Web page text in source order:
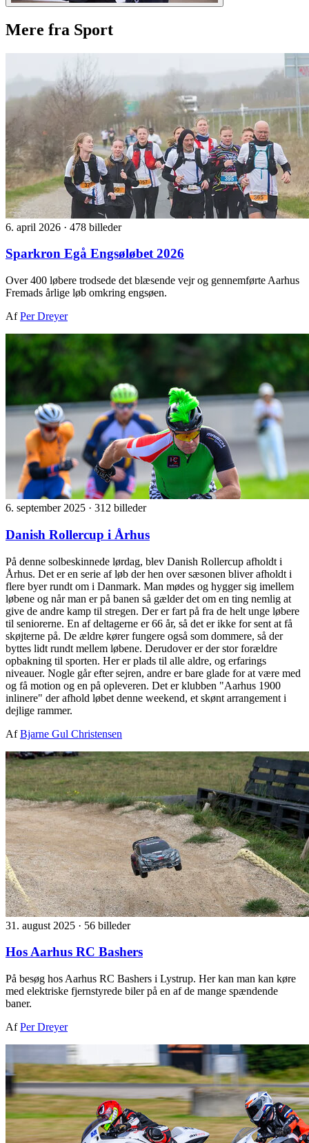
Mere fra Sport
6. april 2026 · 478 billeder
Sparkron Egå Engsøløbet 2026
Over 400 løbere trodsede det blæsende vejr og gennemførte Aarhus
Fremads årlige løb omkring engsøen.
AfPer Dreyer
6. september 2025 · 312 billeder
Danish Rollercup i Århus
På denne solbeskinnede lørdag, blev Danish Rollercup afholdt i
Århus. Det er en serie af løb der hen over sæsonen bliver afholdt i
flere byer rundt om i Danmark. Man mødes og hygger sig imellem
løbene og når man er på banen så gælder det om en ting nemlig at
give de andre kamp til stregen. Der er fart på fra de helt unge løbere
til seniorerne. En af deltagerne er 66 år, så det er ikke for sent at få
skøjterne på. De ældre kører fungere også som dommere, så der
byttes lidt rundt mellem løbene. Derudover er der stor forældre
opbakning til sporten. Her er plads til alle aldre, og erfarings
niveauer. Nogle går efter sejren, andre er bare glade for at være med
og få motion og en på opleveren. Det er klubben "Aarhus 1900
inlinere" der afhold løbet denne weekend, et skønt arrangement i
dejlige rammer.
AfBjarne Gul Christensen
31. august 2025 · 56 billeder
Hos Aarhus RC Bashers
På besøg hos Aarhus RC Bashers i Lystrup. Her kan man kan køre
med elektriske fjernstyrede biler på en af de mange spændende
baner.
AfPer Dreyer